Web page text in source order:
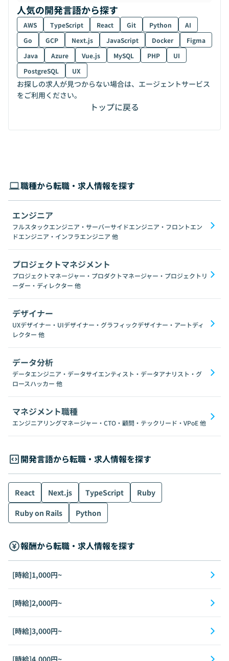
人気の開発言語から探す
AWS TypeScript React Git Python
AI
Go
GCP Next.js JavaScript Docker
Figma
Java
Azure Vue.js MySQL PHP
UI
PostgreSQL
UX
お探しの求人が見つからない場合は、エージェントサービス
をご利用ください。
トップに戻る
職種から転職・求人情報を探す
エンジニア
フルスタックエンジニア・サーバーサイドエンジニア・フロントエン
ドエンジニア・インフラエンジニア 他
プロジェクトマネジメント
プロジェクトマネージャー・プロダクトマネージャー・プロジェクトリ
ーダー・ディレクター 他
デザイナー
UXデザイナー・UIデザイナー・グラフィックデザイナー・アートディ
レクター 他
データ分析
データエンジニア・データサイエンティスト・データアナリスト・グ
ロースハッカー 他
マネジメント職種
エンジニアリングマネージャー・CTO・顧問・テックリード・VPoE他
開発言語から転職・求人情報を探す
React Next.js TypeScript
Ruby
Ruby on Rails
Python
報酬から転職・求人情報を探す
[時給]1,000円~
[時給]2,000円~
[時給]3,000円~